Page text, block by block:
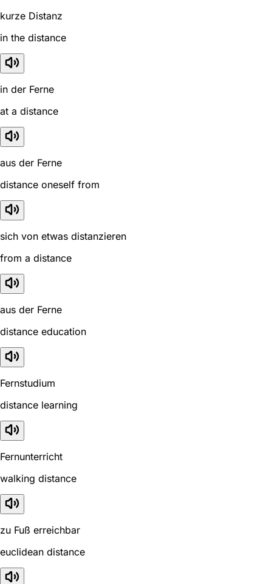
kurze Distanz
in the distance
in der Ferne
at a distance
aus der Ferne
distance oneself from
sich von etwas distanzieren
from a distance
aus der Ferne
distance education
Fernstudium
distance learning
Fernunterricht
walking distance
zu Fuß erreichbar
euclidean distance